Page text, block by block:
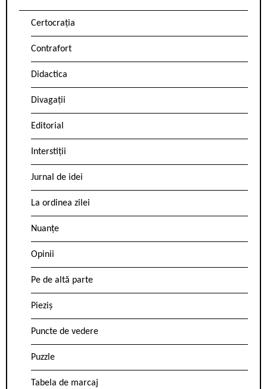
Certocrația
Contrafort
Didactica
Divagații
Editorial
Interstiții
Jurnal de idei
La ordinea zilei
Nuanțe
Opinii
Pe de altă parte
Pieziș
Puncte de vedere
Puzzle
Tabela de marcaj